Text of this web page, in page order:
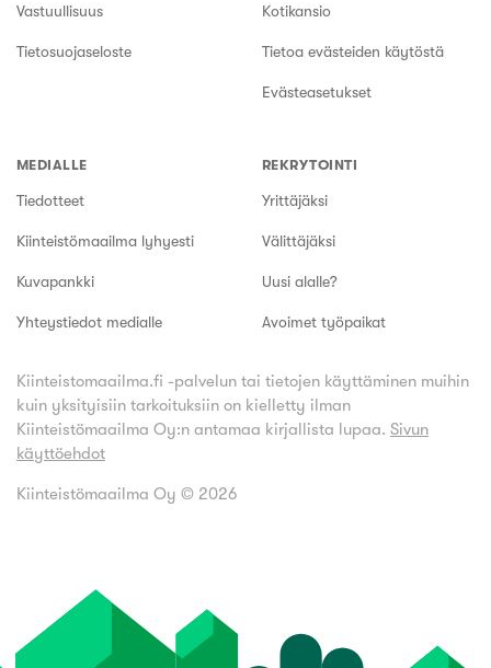
Vastuullisuus
Tietosuojaseloste
Kotikansio
Tietoa evästeiden käytöstä
Evästeasetukset
MEDIALLE
Tiedotteet
Kiinteistömaailma lyhyesti
Kuvapankki
Yhteystiedot medialle
REKRYTOINTI
Yrittäjäksi
Välittäjäksi
Uusi alalle?
Avoimet työpaikat
Kiinteistomaailma.fi -palvelun tai tietojen käyttäminen muihin
kuin yksityisiin tarkoituksiin on kielletty ilman
Kiinteistömaailma Oy:n antamaa kirjallista lupaa. Sivun
käyttöehdot
Kiinteistömaailma Oy © 2026